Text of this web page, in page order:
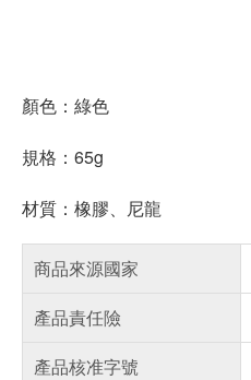
顏色：綠色
規格：65g
材質：橡膠、尼龍
商品來源國家
產品責任險
產品核准字號